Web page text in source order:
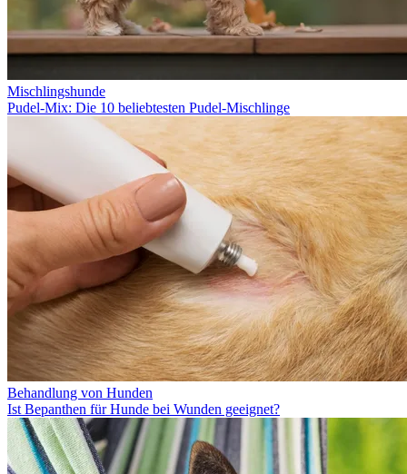
Mischlingshunde
Pudel-Mix: Die 10 beliebtesten Pudel-Mischlinge
Behandlung von Hunden
Ist Bepanthen für Hunde bei Wunden geeignet?